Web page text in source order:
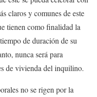
claros y comunes de este
tienen como finalidad la
de duración de su
nunca será para
de vivienda del inquilino.
no se rigen por la